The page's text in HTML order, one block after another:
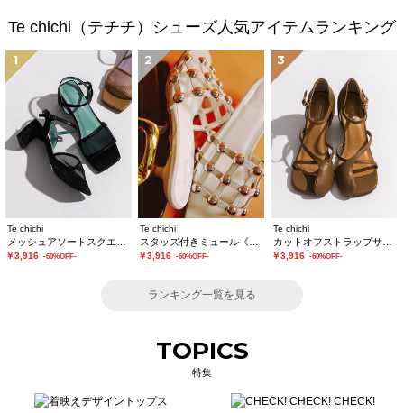
Te chichi（テチチ）シューズ人気アイテムランキング
1
Te chichi
￥3,916 -60%OFF-
2
Te chichi
￥3,916 -60%OFF-
3
Te chichi
カットオフストラップサンダル《2026 SUMMER LOOK item》
￥3,916 -60%OFF-
ランキング一覧を見る
TOPICS
特集